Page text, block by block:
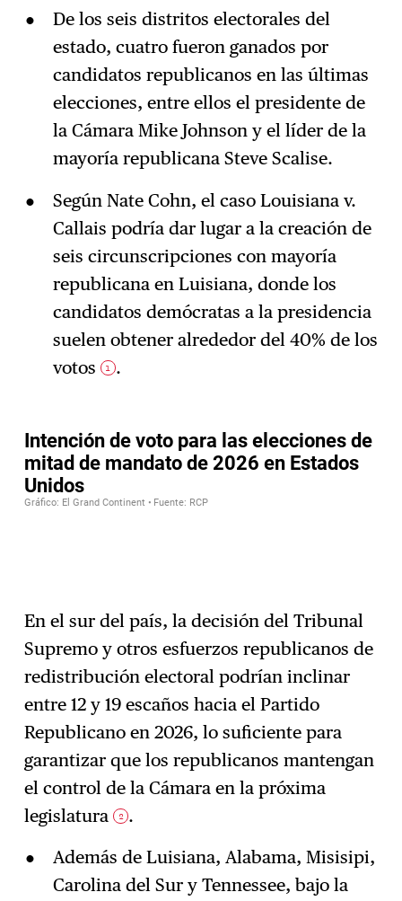
De los seis distritos electorales del
estado, cuatro fueron ganados por
candidatos republicanos en las últimas
elecciones, entre ellos el presidente de
la Cámara Mike Johnson y el líder de la
mayoría republicana Steve Scalise.
Según Nate Cohn, el caso Louisiana v.
Callais podría dar lugar a la creación de
seis circunscripciones con mayoría
republicana en Luisiana, donde los
candidatos demócratas a la presidencia
suelen obtener alrededor del 40% de los
votos
1 .
En el sur del país, la decisión del Tribunal
Supremo y otros esfuerzos republicanos de
redistribución electoral podrían inclinar
entre 12 y 19 escaños hacia el Partido
Republicano en 2026, lo suficiente para
garantizar que los republicanos mantengan
el control de la Cámara en la próxima
legislatura 2 .
Además de Luisiana, Alabama, Misisipi,
Carolina del Sur y Tennessee, bajo la